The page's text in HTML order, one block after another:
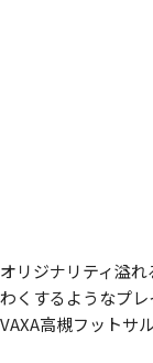
オリジナリティ溢
わくするようなプレ
VAXA高槻フットサ